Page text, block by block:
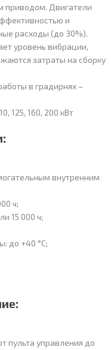
приводом. Двигатели
и
расходы (до 30%).
уровень вибрации,
затраты на сборку
в градирнях –
125, 160, 200 кВт
внутренним
ч;
15 000 ч;
до +40 °С;
пульта управления до